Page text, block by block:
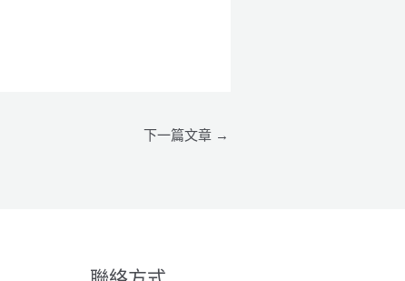
下一篇文章 →